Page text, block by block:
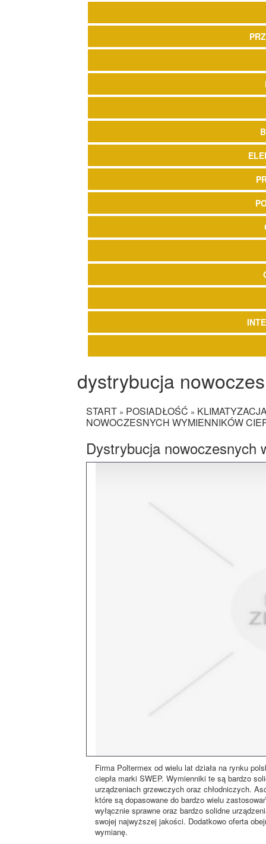
dystrybucja
START » POSIADŁOŚĆ »
NOWOCZESNYCH WYMIENNIKÓW
Dystrybucja nowoczesnych
Firma Poltermex od wielu lat działa na rynku
ciepła marki SWEP. Wymienniki te są bardzo
urządzeniach grzewczych oraz chłodniczych.
które są dopasowane do bardzo wielu
wyłącznie sprawne oraz bardzo solidne
swojej najwyższej jakości. Dodatkowo oferta
wymianę.